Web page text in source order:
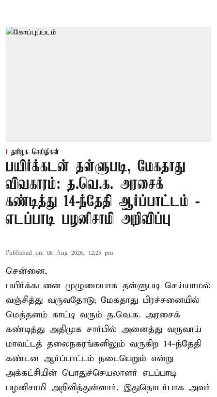
தமிழக செய்திகள்
பயிர்க்கடன் தள்ளுபடி, மேகதாது
விவகாரம்: த.வெ.க. அரசைக்
கண்டித்து 14-ந்தேதி ஆர்ப்பாட்டம் -
எடப்பாடி பழனிசாமி அறிவிப்பு
Published on: 08 Aug 2026, 12:25 pm
சென்னை,
பயிர்க்கடனை முழுமையாக தள்ளுபடி செய்யாமல்
வஞ்சித்து வருவதோடு; மேகதாது பிரச்சனையில்
மெத்தனம் காட்டி வரும் த.வெ.க. அரசைக்
கண்டித்து அதிமுக சார்பில் அனைத்து வருவாய்
மாவட்டத் தலைநகரங்களிலும் வருகிற 14-ந்தேதி
கண்டன ஆர்ப்பாட்டம் நடைபெறும் என்று
அக்கட்சியின் பொதுச்செயலாளர் எடப்பாடி
பழனிசாமி அறிவித்துள்ளார். இதுதொடர்பாக அவர்